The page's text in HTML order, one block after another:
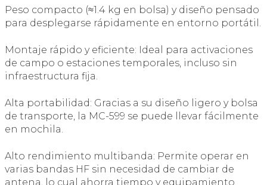
Peso compacto (≈1.4 kg en bolsa) y diseño pensado
para desplegarse rápidamente en entorno portátil.
Montaje rápido y eficiente: Ideal para activaciones
de campo o estaciones temporales, incluso sin
infraestructura fija.
Alta portabilidad: Gracias a su diseño ligero y bolsa
de transporte, la MC-599 se puede llevar fácilmente
en mochila.
Alto rendimiento multibanda: Permite operar en
varias bandas HF sin necesidad de cambiar de
antena, lo cual ahorra tiempo y equipamiento